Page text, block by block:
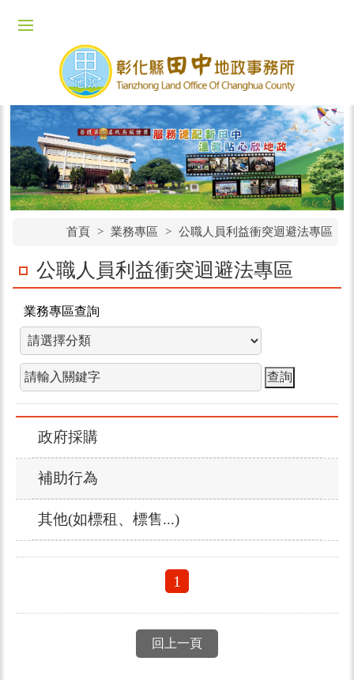
首頁 > 業務專區 > 公職人員利益衝突迴避法專區
公職人員利益衝突迴避法專區
業務專區查詢
政府採購
補助行為
其他(如標租、標售...)
1
回上一頁